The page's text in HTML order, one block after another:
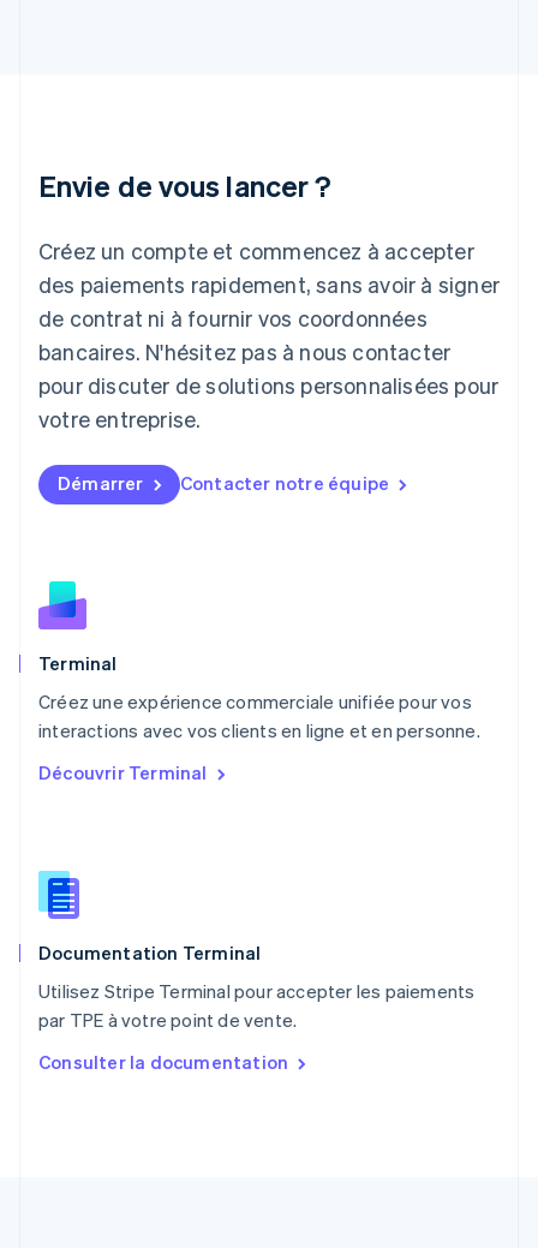
Envie de vous lancer ?
Créez un compte et commencez à accepter
des paiements rapidement, sans avoir à signer
de contrat ni à fournir vos coordonnées
bancaires. N'hésitez pas à nous contacter
pour discuter de solutions personnalisées pour
votre entreprise.
Démarrer Contacter notre équipe
Terminal
Créez une expérience commerciale unifiée pour vos
interactions avec vos clients en ligne et en personne.
Découvrir Terminal
Documentation Terminal
Utilisez Stripe Terminal pour accepter les paiements
par TPE à votre point de vente.
Consulter la documentation
日本語 English
English
Liechtenstein
Deutsch English
Lituanie
English
Luxembourg
FrançaisDeutschEnglish
Malaisie
Malte
English
Mexique
English
Nouvelle-Zélande
English
Pays-Bas
Pologne
English
PortuguêsEnglish
English
Roumanie
Royaume-Uni
Singapour
English简体中文
English